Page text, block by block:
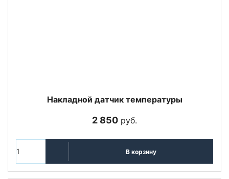
Накладной датчик температуры
2 850 руб.
В корзину